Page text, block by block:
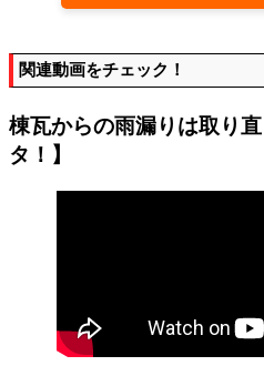
関連動画をチェック！
棟瓦からの雨漏りは取り
タ！】